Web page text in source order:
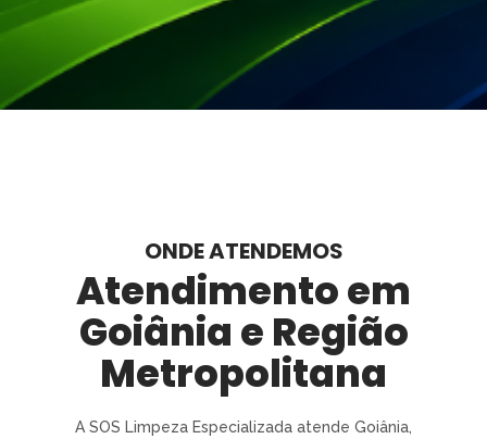
ONDE ATENDEMOS
Atendimento em
Goiânia e Região
Metropolitana
A SOS Limpeza Especializada atende Goiânia,